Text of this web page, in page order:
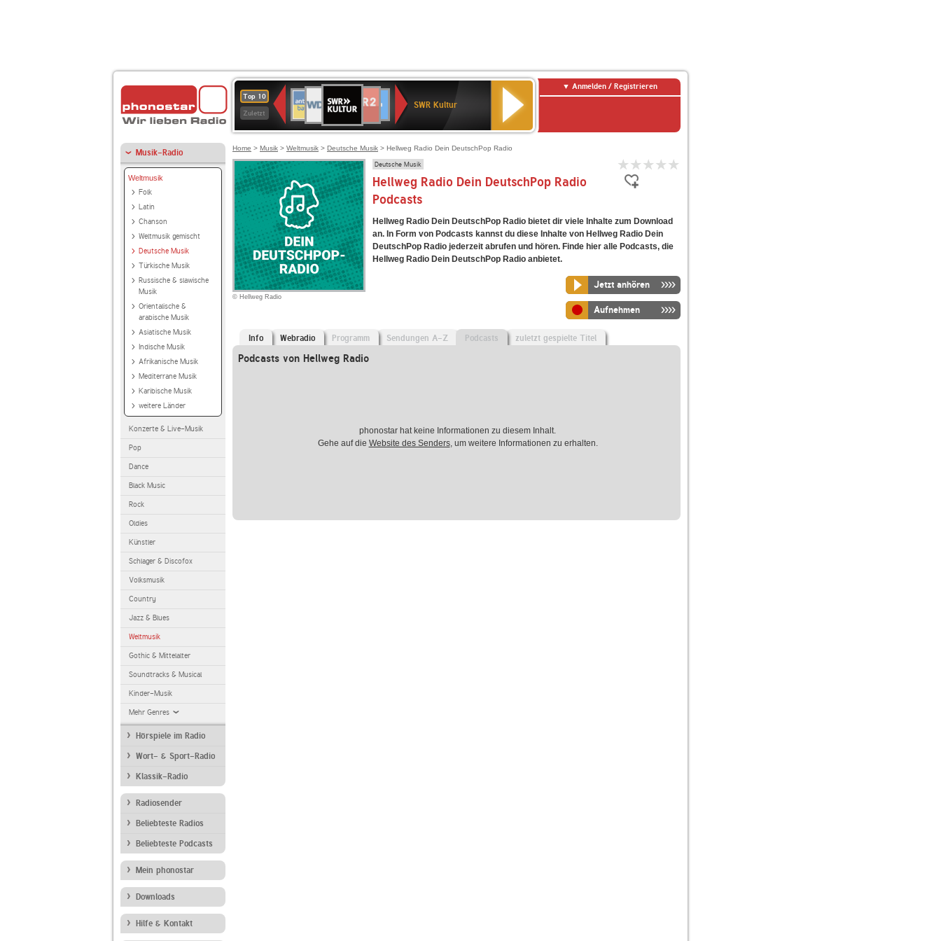
Top 10
Zuletzt
Deutschlandfunk
80er
90er
OLDIE
ANTENNE
SWR3
WDR
4
BR-
KLASSIK
Deutschlandfunk
Kultur
ANTENNE
BAYERN
2
Kultur2
SWR Kultur
Anmelden / Registrieren
Musik-Radio
Weltmusik
Folk
Latin
Chanson
Weltmusik gemischt
Deutsche Musik
Türkische Musik
Russische & slawische
Musik
Orientalische &
arabische Musik
Asiatische Musik
Indische Musik
Afrikanische Musik
Mediterrane Musik
Karibische Musik
weitere Länder
Konzerte & Live-Musik
Pop
Dance
Black Music
Rock
Oldies
Künstler
Schlager & Discofox
Volksmusik
Country
Jazz & Blues
Weltmusik
Gothic & Mittelalter
Soundtracks & Musical
Kinder-Musik
Mehr Genres
Hörspiele im Radio
Wort- & Sport-Radio
Klassik-Radio
Radiosender
Beliebteste Radios
Beliebteste Podcasts
Mein phonostar
Downloads
Hilfe & Kontakt
Home > Musik > Weltmusik > Deutsche Musik > Hellweg Radio Dein DeutschPop Radio
© Hellweg Radio
Deutsche Musik
Hellweg Radio Dein DeutschPop Radio
Podcasts
Hellweg Radio Dein DeutschPop Radio bietet dir viele Inhalte zum Download
an. In Form von Podcasts kannst du diese Inhalte von Hellweg Radio Dein
DeutschPop Radio jederzeit abrufen und hören. Finde hier alle Podcasts, die
Hellweg Radio Dein DeutschPop Radio anbietet.
Jetzt anhören
Aufnehmen
Info Webradio Programm Sendungen A-Z Podcasts zuletzt gespielte Titel
Podcasts von Hellweg Radio
phonostar hat keine Informationen zu diesem Inhalt.
Gehe auf die Website des Senders, um weitere Informationen zu erhalten.